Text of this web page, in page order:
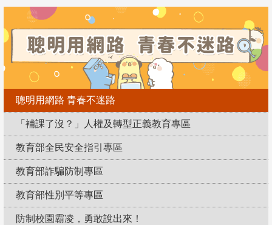
聰明用網路 青春不迷路
「補課了沒？」人權及轉型正義教育專區
教育部全民安全指引專區
教育部詐騙防制專區
教育部性別平等專區
防制校園霸凌，勇敢說出來！